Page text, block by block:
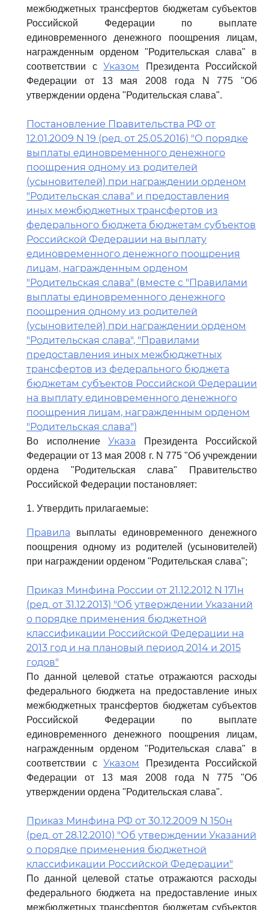
межбюджетных трансфертов бюджетам субъектов
Российской Федерации по выплате
единовременного денежного поощрения лицам,
награжденным орденом "Родительская слава" в
соответствии с Указом
Президента Российской
Федерации от 13 мая 2008 года N 775 "Об
утверждении ордена "Родительская слава".
Постановление Правительства РФ от
12.01.2009 N 19 (ред. от 25.05.2016) "О порядке
выплаты единовременного денежного
поощрения одному из родителей
(усыновителей) при награждении орденом
"Родительская слава" и предоставления
иных межбюджетных трансфертов из
федерального бюджета бюджетам субъектов
Российской Федерации на выплату
единовременного денежного поощрения
лицам, награжденным орденом
"Родительская слава" (вместе с "Правилами
выплаты единовременного денежного
поощрения одному из родителей
(усыновителей) при награждении орденом
"Родительская слава", "Правилами
предоставления иных межбюджетных
трансфертов из федерального бюджета
бюджетам субъектов Российской Федерации
на выплату единовременного денежного
поощрения лицам, награжденным орденом
"Родительская слава")
Во исполнение Указа Президента Российской
Федерации от 13 мая 2008 г. N 775 "Об учреждении
ордена "Родительская слава" Правительство
Российской Федерации постановляет:
1. Утвердить прилагаемые:
Правила выплаты единовременного денежного
поощрения одному из родителей (усыновителей)
при награждении орденом "Родительская слава";
Приказ Минфина России от 21.12.2012 N 171н
(ред. от 31.12.2013) "Об утверждении Указаний
о порядке применения бюджетной
классификации Российской Федерации на
2013 год и на плановый период 2014 и 2015
годов"
По данной целевой статье отражаются расходы
федерального бюджета на предоставление иных
межбюджетных трансфертов бюджетам субъектов
Российской Федерации по выплате
единовременного денежного поощрения лицам,
награжденным орденом "Родительская слава" в
соответствии с Указом
Президента Российской
Федерации от 13 мая 2008 года N 775 "Об
утверждении ордена "Родительская слава".
Приказ Минфина РФ от 30.12.2009 N 150н
(ред. от 28.12.2010) "Об утверждении Указаний
о порядке применения бюджетной
классификации Российской Федерации"
По данной целевой статье отражаются расходы
федерального бюджета на предоставление иных
межбюджетных трансфертов бюджетам субъектов